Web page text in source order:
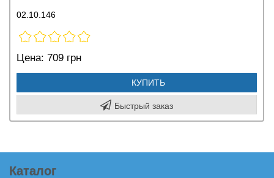
02.10.146
Цена: 709 грн
КУПИТЬ
Быстрый заказ
Каталог